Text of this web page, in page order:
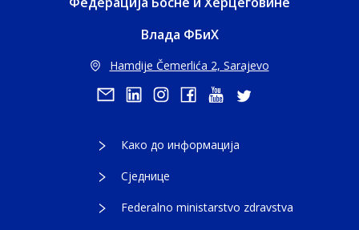
Влада ФБиХ
Hamdije Čemerlića 2, Sarajevo
Како до информација
Сједнице
Federalno ministarstvo zdravstva